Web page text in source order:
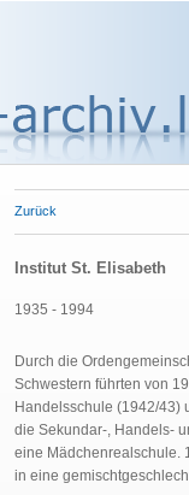
Zurück
Institut St. Elisabeth
1935 - 1994
Durch die
Schwestern führten von
Handelsschule (1942/43)
die Sekundar-, Handels-
eine Mädchenrealschule.
in eine